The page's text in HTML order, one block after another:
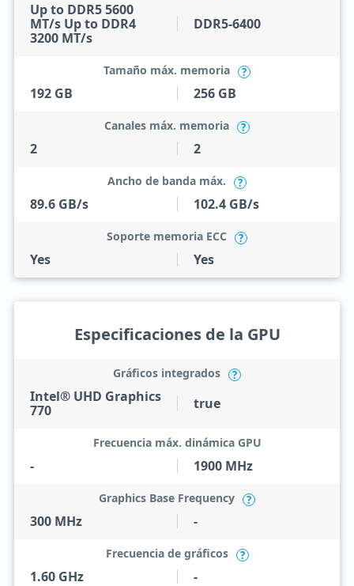
Up to DDR5 5600
MT/s Up to DDR4
3200 MT/s
DDR5-6400
192 GB
Tamaño máx. memoria ?
256 GB
2
Canales máx. memoria ?
2
89.6 GB/s
Ancho de banda máx. ?
102.4 GB/s
Yes
Soporte memoria ECC ?
Yes
Especificaciones de la GPU
Intel® UHD Graphics
770
Gráficos integrados ?
true
-
Frecuencia máx. dinámica GPU
1900 MHz
300 MHz
Graphics Base Frequency ?
-
1.60 GHz
Frecuencia de gráficos ?
-